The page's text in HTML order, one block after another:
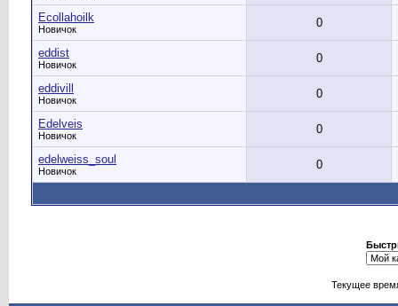
Ecollahoilk
Новичок 0
eddist
Новичок 0
eddivill
Новичок 0
Edelveis
Новичок 0
edelweiss_soul
Новичок 0
Текущее